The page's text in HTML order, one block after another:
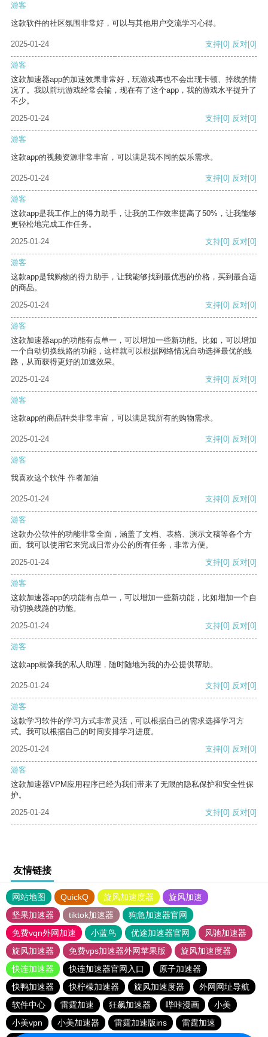
游客
这款软件的社区氛围非常好，可以与其他用户交流学习心得。
2025-01-24 支持[0] 反对[0]
游客
这款加速器app的加速效果非常好，玩游戏再也不会出现卡顿、掉线的情
况了。我以前玩游戏经常会输，现在有了这个app，我的游戏水平提升了
不少。
2025-01-24
支持[0] 反对[0]
游客
这款app的视频资源非常丰富，可以满足我不同的娱乐需求。
2025-01-24 支持[0] 反对[0]
游客
这款app是我工作上的得力助手，让我的工作效率提高了50%，让我能够
更轻松地完成工作任务。
2025-01-24
支持[0] 反对[0]
游客
这款app是我购物的得力助手，让我能够找到最优惠的价格，买到最合适
的商品。
2025-01-24
支持[0] 反对[0]
游客
这款加速器app的功能有点单一，可以增加一些新功能。比如，可以增加
一个自动切换线路的功能，这样就可以根据网络情况自动选择最优的线
路，从而获得更好的加速效果。
2025-01-24
支持[0] 反对[0]
游客
这款app的商品种类非常丰富，可以满足我所有的购物需求。
2025-01-24 支持[0] 反对[0]
游客
我喜欢这个软件 作者加油
2025-01-24 支持[0] 反对[0]
游客
这款办公软件的功能非常全面，涵盖了文档、表格、演示文稿等各个方
面。我可以使用它来完成日常办公的所有任务，非常方便。
2025-01-24
支持[0] 反对[0]
游客
这款加速器app的功能有点单一，可以增加一些新功能，比如增加一个自
动切换线路的功能。
2025-01-24
支持[0] 反对[0]
游客
这款app就像我的私人助理，随时随地为我的办公提供帮助。
2025-01-24 支持[0] 反对[0]
游客
这款学习软件的学习方式非常灵活，可以根据自己的需求选择学习方
式。我可以根据自己的时间安排学习进度。
2025-01-24
支持[0] 反对[0]
游客
这款加速器VPM应用程序已经为我们带来了无限的隐私保护和安全性保
护。
2025-01-24
支持[0] 反对[0]
友情链接
网站地图 QuickQ 旋风加速度器
旋风加速
坚果加速器
tiktok加速器
狗急加速器官网
免费vqn外网加速
小蓝鸟 优途加速器官网
风驰加速器
旋风加速器
免费vps加速器外网苹果版
旋风加速度器
快连加速器
快连加速器官网入口
原子加速器
快鸭加速器
快柠檬加速器 旋风加速度器
外网网址导航
软件中心
雷霆加速 狂飙加速器 哔咔漫画
小美
小美vpn
小美加速器 雷霆加速版ins
雷霆加速